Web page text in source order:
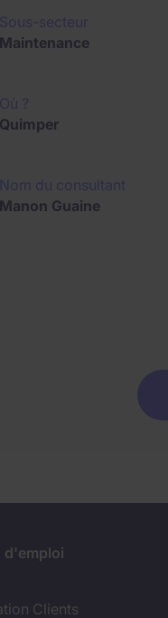
Maintenance
Quimper
Manon Guaine
d'emploi
Clients